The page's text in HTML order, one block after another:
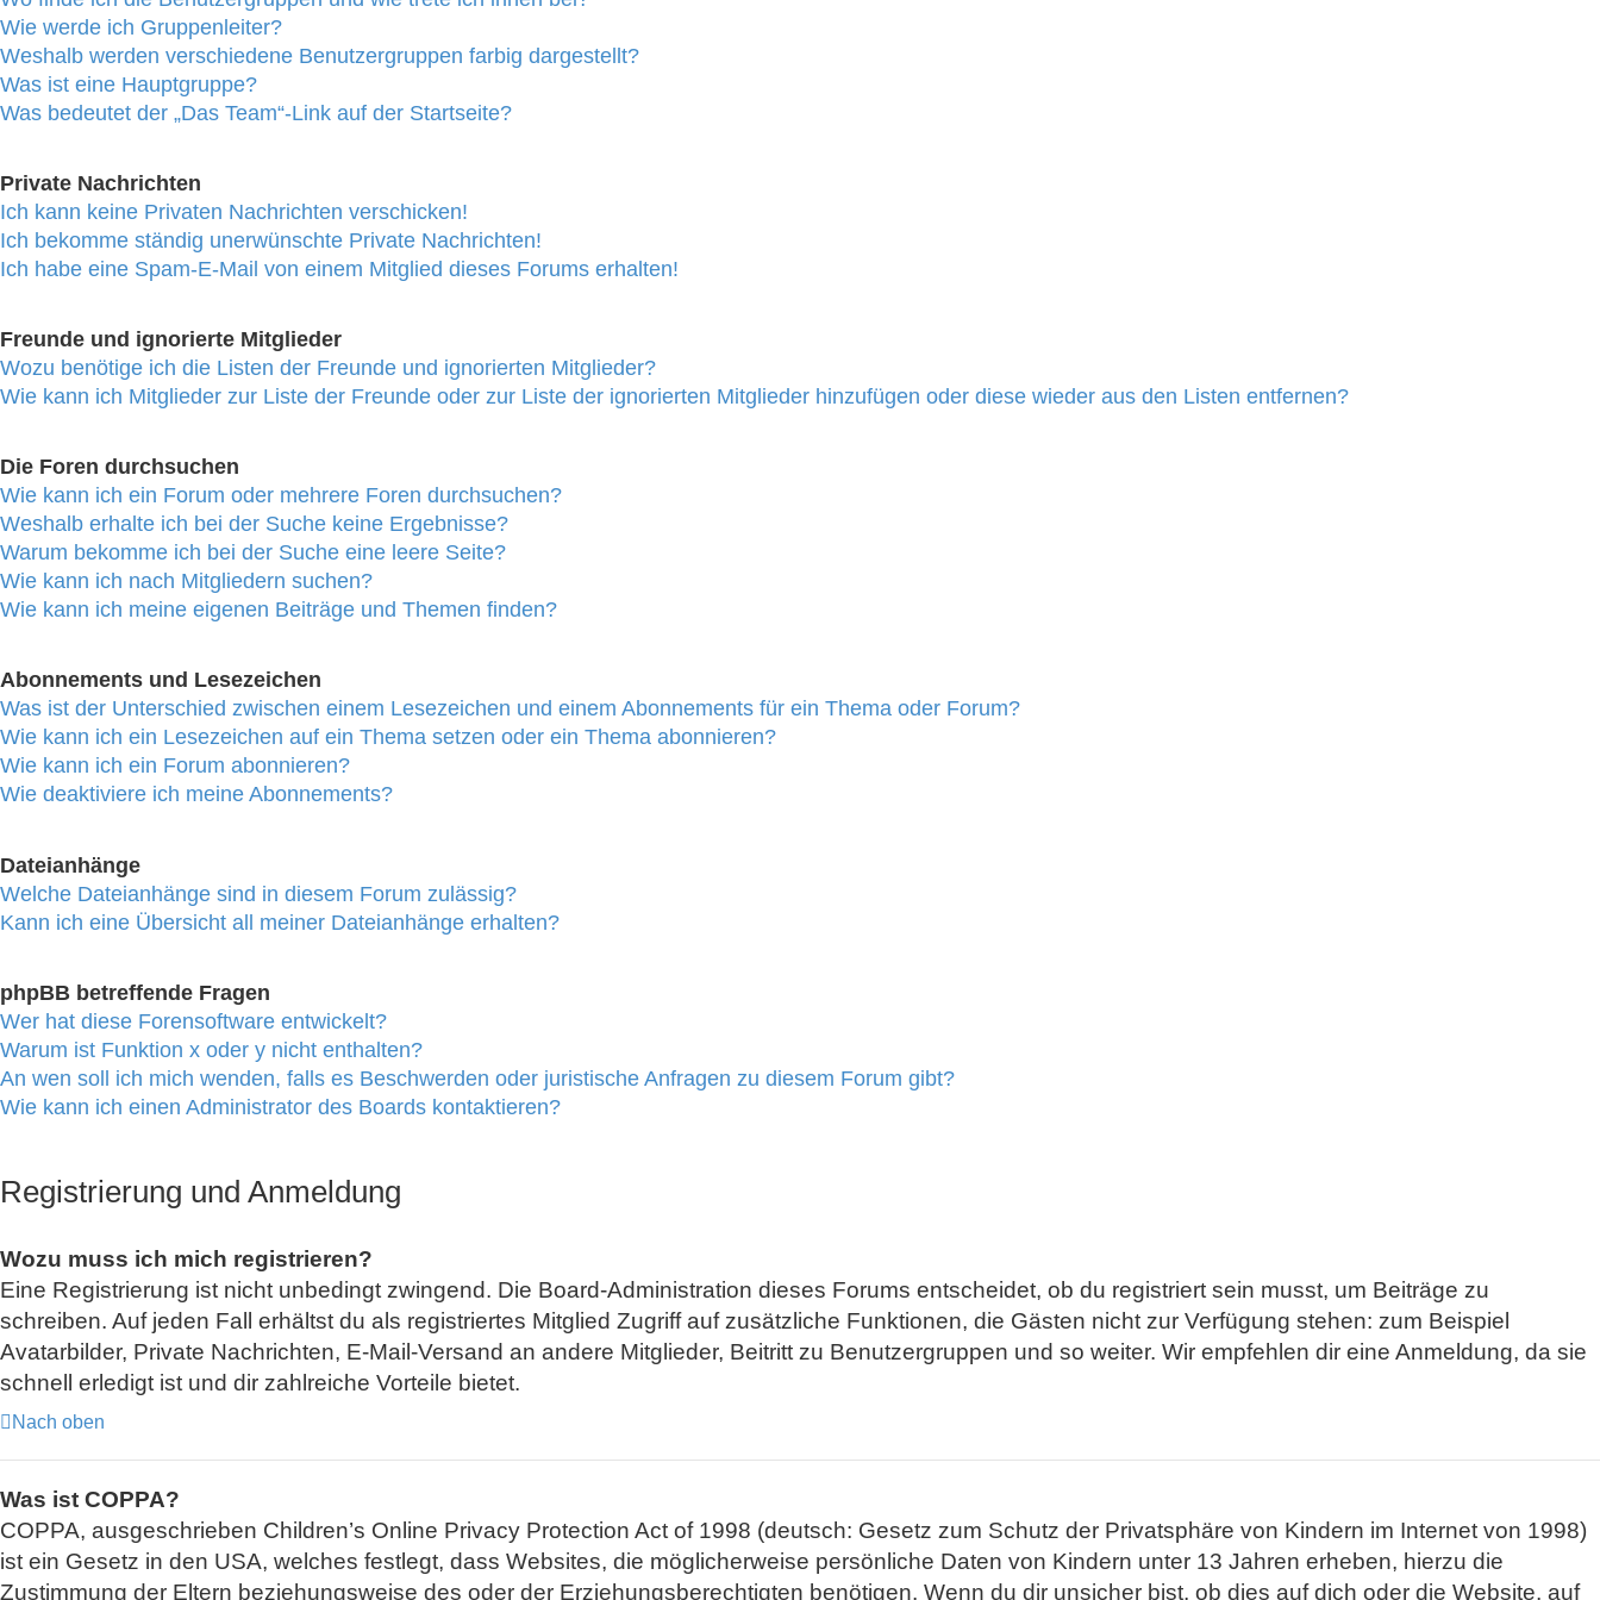
Wie werde ich Gruppenleiter?
Weshalb werden verschiedene Benutzergruppen farbig dargestellt?
Was ist eine Hauptgruppe?
Was bedeutet der „Das Team“-Link auf der Startseite?
Private Nachrichten
Ich kann keine Privaten Nachrichten verschicken!
Ich bekomme ständig unerwünschte Private Nachrichten!
Ich habe eine Spam-E-Mail von einem Mitglied dieses Forums erhalten!
Freunde und ignorierte Mitglieder
Wozu benötige ich die Listen der Freunde und ignorierten Mitglieder?
Wie kann ich Mitglieder zur Liste der Freunde oder zur Liste der ignorierten Mitglieder hinzufügen oder diese wieder aus den Listen entfernen?
Die Foren durchsuchen
Wie kann ich ein Forum oder mehrere Foren durchsuchen?
Weshalb erhalte ich bei der Suche keine Ergebnisse?
Warum bekomme ich bei der Suche eine leere Seite?
Wie kann ich nach Mitgliedern suchen?
Wie kann ich meine eigenen Beiträge und Themen finden?
Abonnements und Lesezeichen
Was ist der Unterschied zwischen einem Lesezeichen und einem Abonnements für ein Thema oder Forum?
Wie kann ich ein Lesezeichen auf ein Thema setzen oder ein Thema abonnieren?
Wie kann ich ein Forum abonnieren?
Wie deaktiviere ich meine Abonnements?
Dateianhänge
Welche Dateianhänge sind in diesem Forum zulässig?
Kann ich eine Übersicht all meiner Dateianhänge erhalten?
phpBB betreffende Fragen
Wer hat diese Forensoftware entwickelt?
Warum ist Funktion x oder y nicht enthalten?
An wen soll ich mich wenden, falls es Beschwerden oder juristische Anfragen zu diesem Forum gibt?
Wie kann ich einen Administrator des Boards kontaktieren?
Registrierung und Anmeldung
Wozu muss ich mich registrieren?
Eine Registrierung ist nicht unbedingt zwingend. Die Board-Administration dieses Forums entscheidet, ob du registriert sein musst, um Beiträge zu
schreiben. Auf jeden Fall erhältst du als registriertes Mitglied Zugriff auf zusätzliche Funktionen, die Gästen nicht zur Verfügung stehen: zum Beispiel
Avatarbilder, Private Nachrichten, E-Mail-Versand an andere Mitglieder, Beitritt zu Benutzergruppen und so weiter. Wir empfehlen dir eine Anmeldung, da sie
schnell erledigt ist und dir zahlreiche Vorteile bietet.
Nach oben
Was ist COPPA?
COPPA, ausgeschrieben Children’s Online Privacy Protection Act of 1998 (deutsch: Gesetz zum Schutz der Privatsphäre von Kindern im Internet von 1998)
ist ein Gesetz in den USA, welches festlegt, dass Websites, die möglicherweise persönliche Daten von Kindern unter 13 Jahren erheben, hierzu die
Zustimmung der Eltern beziehungsweise des oder der Erziehungsberechtigten benötigen. Wenn du dir unsicher bist, ob dies auf dich oder die Website, auf